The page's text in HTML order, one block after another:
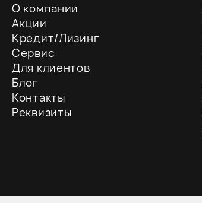
О компании
Акции
Кредит/Лизинг
Сервис
Для клиентов
Блог
Контакты
Реквизиты